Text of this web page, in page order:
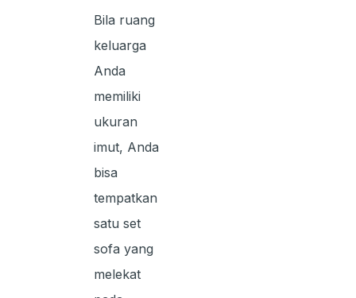
Bila ruang
keluarga
Anda
memiliki
ukuran
imut, Anda
bisa
tempatkan
satu set
sofa yang
melekat